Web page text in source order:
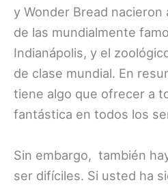
y Wonder Bread
de las mundialmente
Indianápolis, y el
de clase mundial. En
tiene algo que ofrecer a
fantástica en todos los
Sin embargo, también
ser difíciles. Si usted ha